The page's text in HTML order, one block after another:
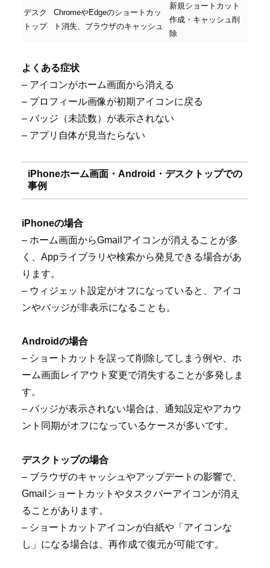
デスク
トップ
ChromeやEdgeのショートカッ
ト消失、ブラウザのキャッシュ
新規ショートカット
作成・キャッシュ削
除
よくある症状
– アイコンがホーム画面から消える
– プロフィール画像が初期アイコンに戻る
– バッジ（未読数）が表示されない
– アプリ自体が見当たらない
iPhoneホーム画面・Android・デスクトップでの
事例
iPhoneの場合
– ホーム画面からGmailアイコンが消えることが多
く、Appライブラリや検索から発見できる場合があ
ります。
– ウィジェット設定がオフになっていると、アイコ
ンやバッジが非表示になることも。
Androidの場合
– ショートカットを誤って削除してしまう例や、ホ
ーム画面レイアウト変更で消失することが多発しま
す。
– バッジが表示されない場合は、通知設定やアカウ
ント同期がオフになっているケースが多いです。
デスクトップの場合
– ブラウザのキャッシュやアップデートの影響で、
Gmailショートカットやタスクバーアイコンが消え
ることがあります。
– ショートカットアイコンが白紙や「アイコンな
し」になる場合は、再作成で復元が可能です。